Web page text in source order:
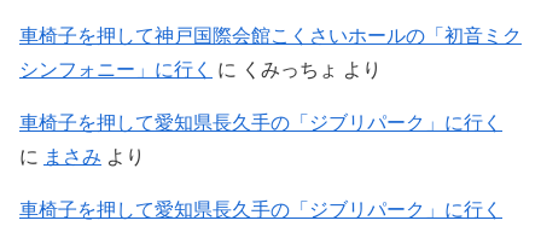
車椅子を押して神戸国際会館こくさいホールの「初音ミク
シンフォニー」に行く
に くみっちょ より
車椅子を押して愛知県長久手の「ジブリパーク」に行く
に まさみ より
車椅子を押して愛知県長久手の「ジブリパーク」に行く